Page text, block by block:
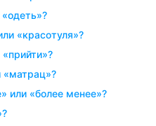
«одеть»?
или «красотуля»?
«прийти»?
«матрац»?
или «более менее»?